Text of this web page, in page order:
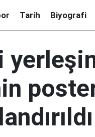
Tarih Biyografi